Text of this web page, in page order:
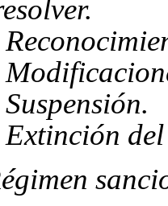
Suspensión.
Extinción